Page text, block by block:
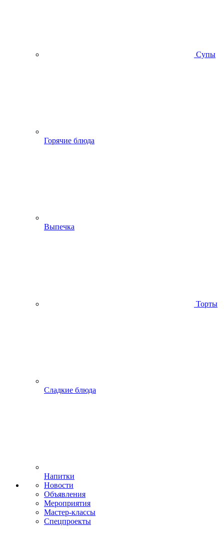
Супы
Горячие блюда
Выпечка
Торты
Сладкие блюда
Напитки
Новости
Объявления
Мероприятия
Мастер-классы
Спецпроекты